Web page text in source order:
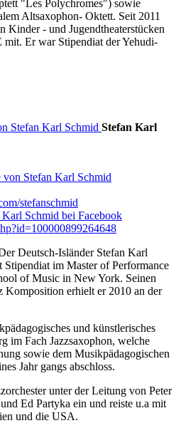
"Les Polychromes") sowie
Altsaxophon- Oktett. Seit 2011
Kinder - und Jugendtheaterstücken
Er war Stipendiat der Yehudi-
Stefan Karl
stefanschmid
Deutsch-Isländer Stefan Karl
Stipendiat im Master of Performance
of Music in New York. Seinen
Komposition erhielt er 2010 an der
und künstlerisches
im Fach Jazzsaxophon, welche
sowie dem Musikpädagogischen
Jahr gangs abschloss.
unter der Leitung von Peter
Ed Partyka ein und reiste u.a mit
und die USA.